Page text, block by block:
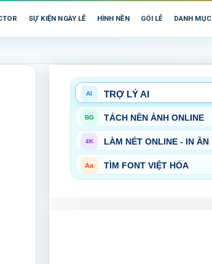
SỰ KIỆN NGÀY LỄ HÌNH NỀN GÓI LẺ DANH MỤC
AI TRỢ LÝ AI
BG TÁCH NỀN ẢNH ONLINE
4K LÀM NÉT ONLINE - IN ẤN
Aa TÌM FONT VIỆT HÓA